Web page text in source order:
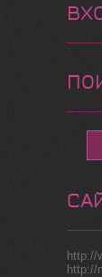
http://
http://